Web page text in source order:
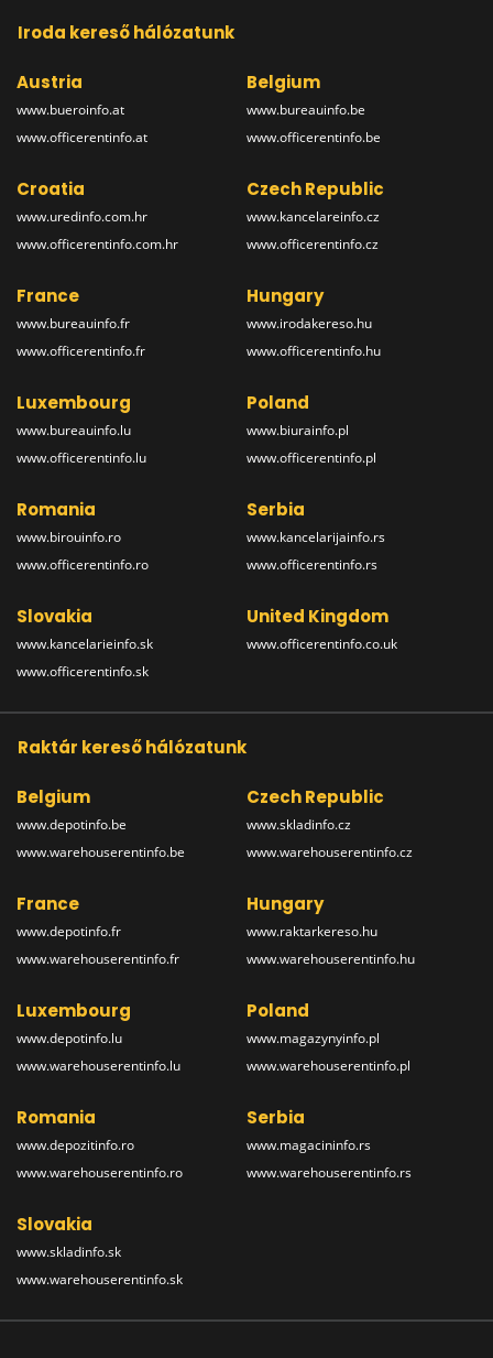
Iroda kereső hálózatunk
Austria
www.bueroinfo.at
www.officerentinfo.at
Belgium
www.bureauinfo.be
www.officerentinfo.be
Croatia
www.uredinfo.com.hr
www.officerentinfo.com.hr
Czech Republic
www.kancelareinfo.cz
www.officerentinfo.cz
France
www.bureauinfo.fr
www.officerentinfo.fr
Hungary
www.irodakereso.hu
www.officerentinfo.hu
Luxembourg
www.bureauinfo.lu
www.officerentinfo.lu
Poland
www.biurainfo.pl
www.officerentinfo.pl
Romania
www.birouinfo.ro
www.officerentinfo.ro
Serbia
www.kancelarijainfo.rs
www.officerentinfo.rs
Slovakia
www.kancelarieinfo.sk
www.officerentinfo.sk
United Kingdom
www.officerentinfo.co.uk
Raktár kereső hálózatunk
Belgium
www.depotinfo.be
www.warehouserentinfo.be
Czech Republic
www.skladinfo.cz
www.warehouserentinfo.cz
France
www.depotinfo.fr
www.warehouserentinfo.fr
Hungary
www.raktarkereso.hu
www.warehouserentinfo.hu
Luxembourg
www.depotinfo.lu
www.warehouserentinfo.lu
Poland
www.magazynyinfo.pl
www.warehouserentinfo.pl
Romania
www.depozitinfo.ro
www.warehouserentinfo.ro
Serbia
www.magacininfo.rs
www.warehouserentinfo.rs
Slovakia
www.skladinfo.sk
www.warehouserentinfo.sk